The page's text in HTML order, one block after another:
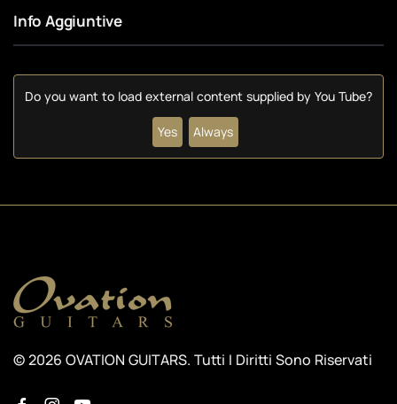
Info Aggiuntive
Do you want to load external content supplied by You Tube?
Yes Always
© 2026 OVATION GUITARS. Tutti I Diritti Sono Riservati